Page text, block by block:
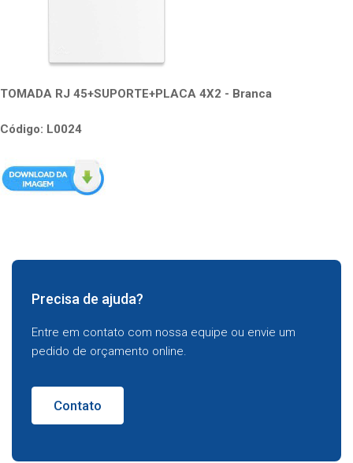
TOMADA RJ 45+SUPORTE+PLACA 4X2 - Branca
Código: L0024
Precisa de ajuda?
Entre em contato com nossa equipe ou envie um
pedido de orçamento online.
Contato